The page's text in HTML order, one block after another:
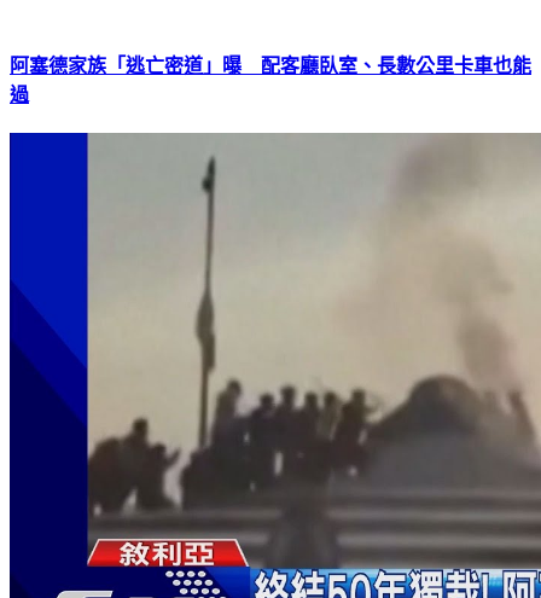
阿塞德家族「逃亡密道」曝 配客廳臥室、長數公里卡車也能
過